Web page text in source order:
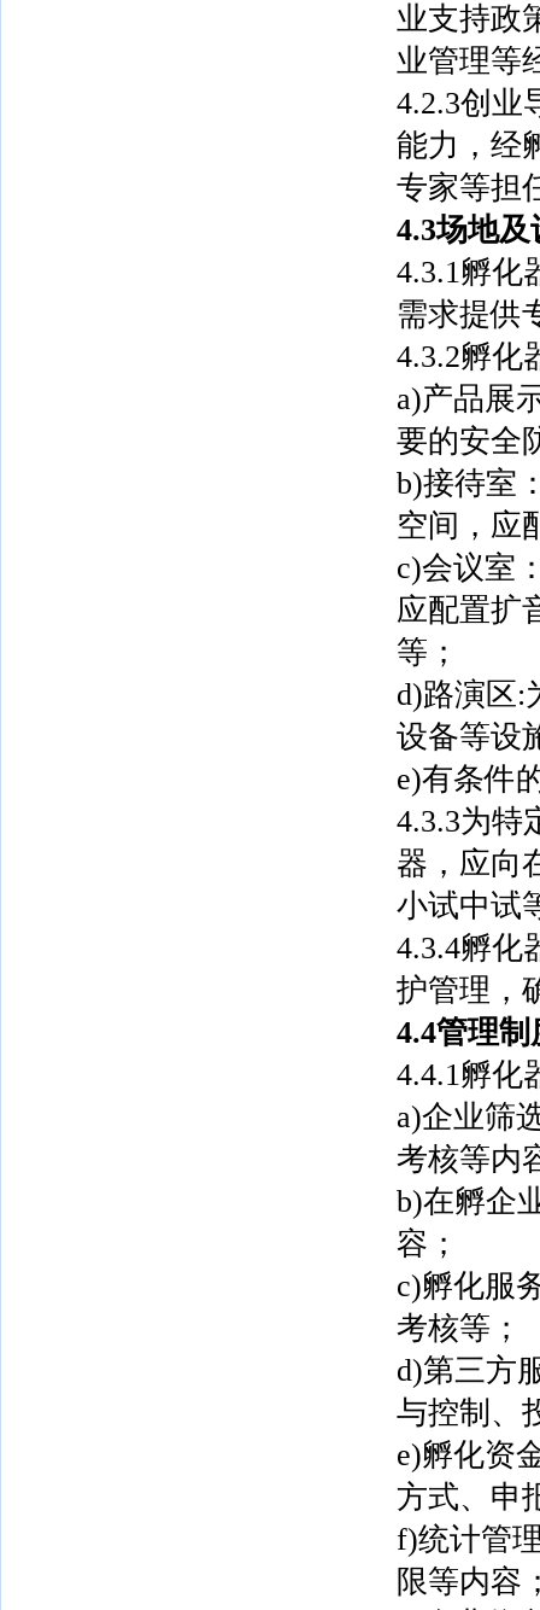
业支持政
业管理等
4.2.3创业
能力，经
专家等担
4.3场地
4.3.1孵化
需求提供
4.3.2孵化
a)产品展
要的安全
b)接待室
空间，应
c)会议室
应配置扩
等；
d)路演区:
设备等设
e)有条件
4.3.3为特
器，应向
小试中试
4.3.4孵化
护管理，
4.4管理制
4.4.1孵化
a)企业筛
考核等内
b)在孵企
容；
c)孵化服
考核等；
d)第三方
与控制、
e)孵化资
方式、申
f)统计管
限等内容